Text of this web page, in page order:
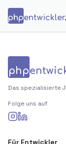
phpentwickler
php
Das spezialisierte
Folge uns auf
Für Entwickler